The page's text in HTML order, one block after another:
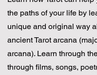
the paths of your life by
unique and original way
ancient Tarot arcana
arcana). Learn through
through films, songs,